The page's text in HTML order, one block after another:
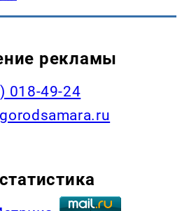
рекламы
018-49-24